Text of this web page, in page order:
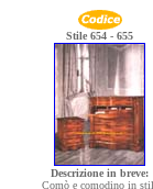
Stile 654 - 655
Descrizione in breve:
Comò e comodino in